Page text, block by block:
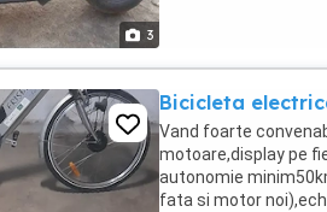
3
Bicicleta
Vand foarte
motoare,display pe
autonomie
fata si motor